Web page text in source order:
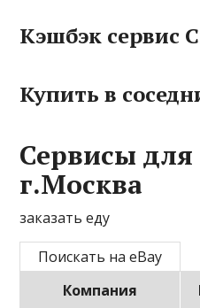
Кэшбэк сервис
Купить в
Сервисы
г.Москва
заказать еду
Поискать на eBay
Компания